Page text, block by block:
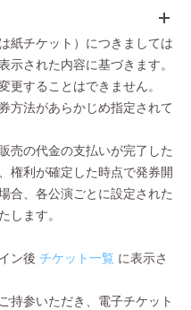
紙チケット）につきましては
された内容に基づきます。
更することはできません。
方法があらかじめ指定されて
売の代金の支払いが完了した
権利が確定した時点で発券開
合、各公演ごとに設定された
します。
ン後 チケット一覧 に表示さ
持参いただき、電子チケット